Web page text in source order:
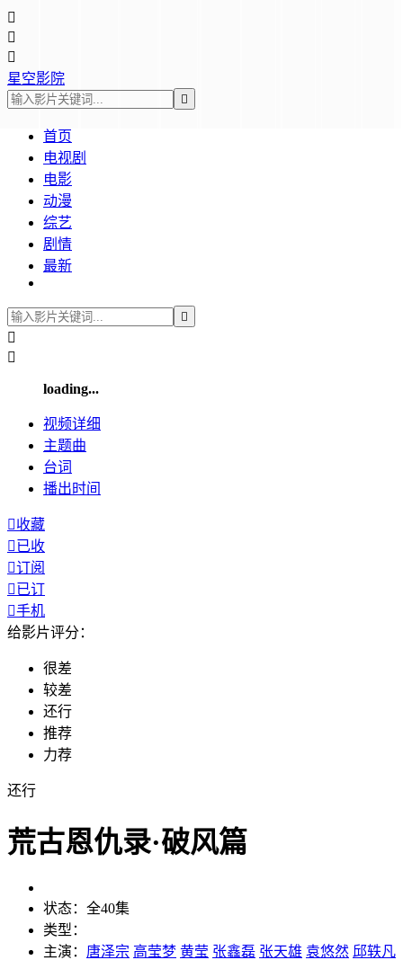



星空影院

首页
电视剧
电影
动漫
综艺
剧情
最新



loading...
视频详细
主题曲
台词
播出时间
收藏
已收
订阅
已订
手机
给影片评分：
很差
较差
还行
推荐
力荐
还行
荒古恩仇录·破风篇
状态： 全40集
类型：
主演： 唐泽宗 高莹梦 黄莹 张鑫磊 张天雄 袁悠然 邱轶凡